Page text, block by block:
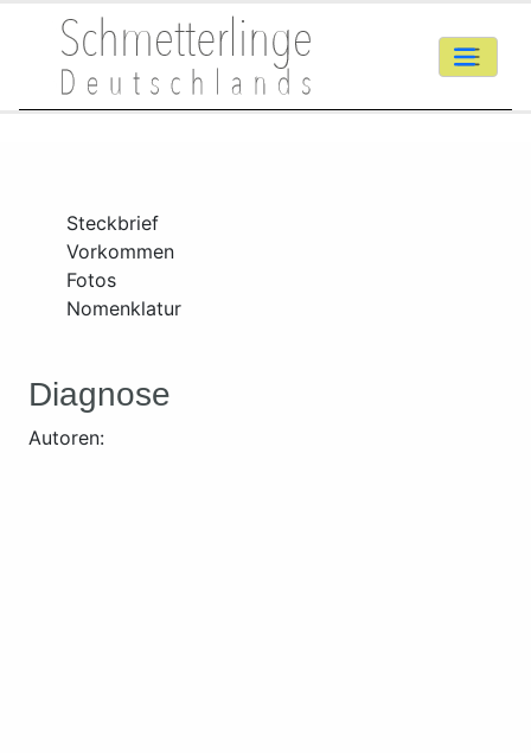
Steckbrief
Vorkommen
Fotos
Nomenklatur
Diagnose
Autoren: